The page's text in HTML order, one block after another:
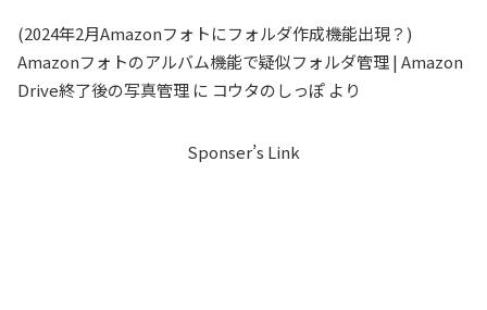
(2024年2月Amazonフォトにフォルダ作成機能出現？)
Amazonフォトのアルバム機能で疑似フォルダ管理 | Amazon
Drive終了後の写真管理 に コウタのしっぽ より
Sponser’s Link